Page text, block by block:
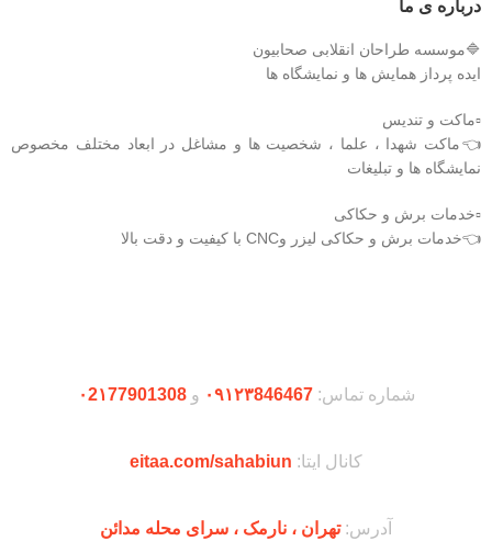
حجم جعبه: ۲۶ دسی‌متر مکعب
ویژگی‌های برجسته این محصول، طراحی مستحکم، ظرفیت بالا و اصالت تاریخی است
دفاع مقدس تبدیل می‌کند.
❤️ شناسه اثر: 4011629
درباره ی ما
🔷موسسه طراحان انقلابی صحابیون
ایده پرداز همایش ها و نمایشگاه ها
▫️ماکت و تندیس
👈ماکت شهدا ، علما ، شخصیت ها و مشاغل در ابعاد مختلف مخصوص
نمایشگاه ها و تبلیغات
▫️خدمات برش و حکاکی
👈خدمات برش و حکاکی لیزر وCNC با کیفیت و دقت بالا
شماره تماس:۰۹۱۲۳846467 و۰2۱77901308
کانال ایتا: eitaa.com/sahabiun
آدرس:تهران ،‌ نارمک ، سرای محله مدائن